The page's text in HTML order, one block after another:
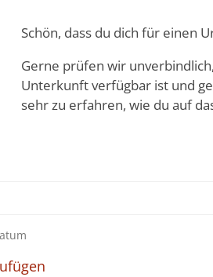
Schön, dass du dich für einen
Gerne prüfen wir
Unterkunft verfügbar ist und
sehr zu erfahren, wie du auf